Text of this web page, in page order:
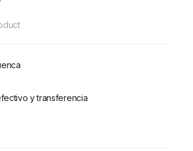
y transferencia